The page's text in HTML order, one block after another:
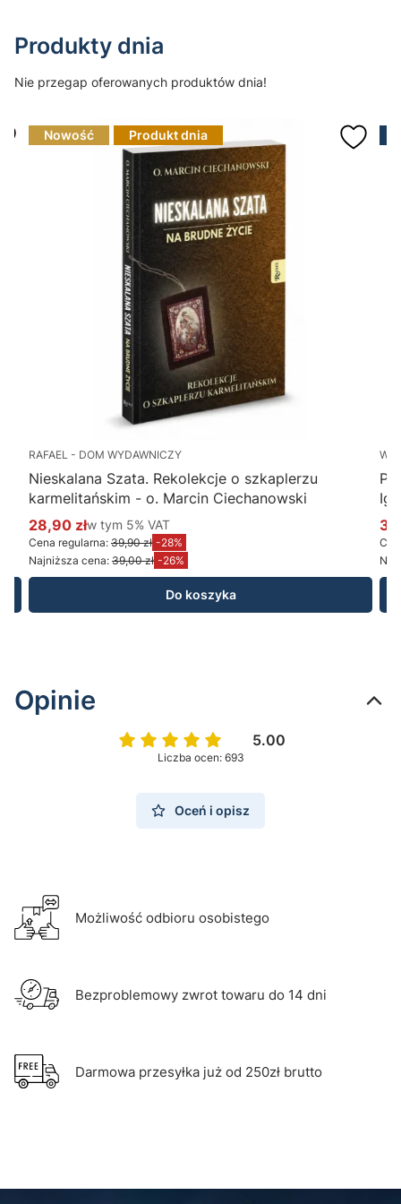
Produkty dnia
Nie przegap oferowanych produktów dnia!
Nowość Produkt dnia
RAFAEL - DOM WYDAWNICZY
Nieskalana Szata. Rekolekcje o szkaplerzu
karmelitańskim - o. Marcin Ciechanowski
Cena promocyjna brutto
28,90 złw tym %s VAT
w tym 5% VAT
Cena regularna: 39,90 zł -28%
Najniższa cena: 39,00 zł -26%
Do koszyka
Opinie
5.00
Liczba ocen: 693
Oceń i opisz
Możliwość odbioru osobistego
Bezproblemowy zwrot towaru do 14 dni
Darmowa przesyłka już od 250zł brutto